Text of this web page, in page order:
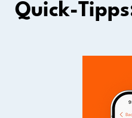
Quick-